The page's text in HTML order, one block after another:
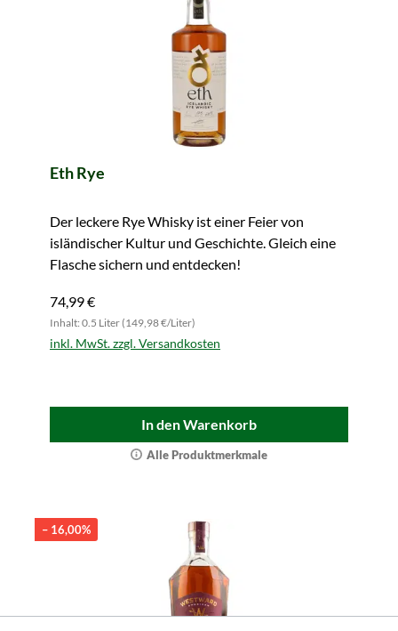
Eth Rye
Der leckere Rye Whisky ist einer Feier von
isländischer Kultur und Geschichte. Gleich eine
Flasche sichern und entdecken!
74,99 €
Inhalt: 0.5 Liter (149,98 €/Liter)
inkl. MwSt. zzgl. Versandkosten
In den Warenkorb
Alle Produktmerkmale
– 16,00%